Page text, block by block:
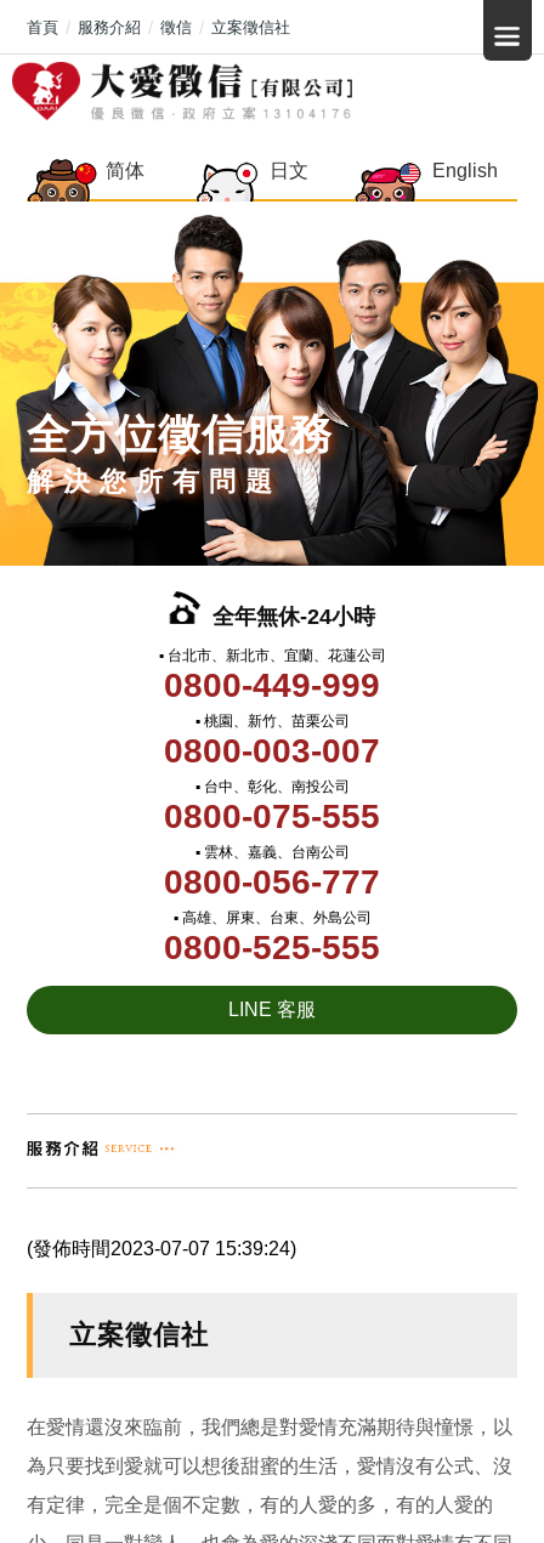
简体 日文 English
全方位徵信服務
解決您所有問題
全年無休-24小時
▪ 台北市、新北市、宜蘭、花蓮公司
0800-449-999
▪ 桃園、新竹、苗栗公司
0800-003-007
▪ 台中、彰化、南投公司
0800-075-555
▪ 雲林、嘉義、台南公司
0800-056-777
▪ 高雄、屏東、台東、外島公司
0800-525-555
LINE 客服
首頁 服務介紹 徵信 立案徵信社
(發佈時間2023-07-07 15:39:24)
立案徵信社
在愛情還沒來臨前，我們總是對愛情充滿期待與憧憬，以
為只要找到愛就可以想後甜蜜的生活，愛情沒有公式、沒
有定律，完全是個不定數，有的人愛的多，有的人愛的